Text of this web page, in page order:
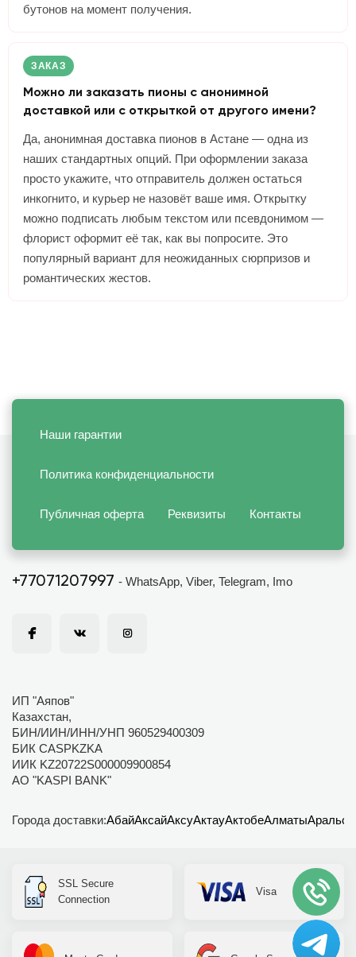
бутонов на момент получения.
ЗАКАЗ
Можно ли заказать пионы с анонимной
доставкой или с открыткой от другого имени?
Да, анонимная доставка пионов в Астане — одна из
наших стандартных опций. При оформлении заказа
просто укажите, что отправитель должен остаться
инкогнито, и курьер не назовёт ваше имя. Открытку
можно подписать любым текстом или псевдонимом —
флорист оформит её так, как вы попросите. Это
популярный вариант для неожиданных сюрпризов и
романтических жестов.
Наши гарантии
Политика конфиденциальности
Публичная оферта Реквизиты Контакты
+77071207997 - WhatsApp, Viber, Telegram, Imo
ИП "Аяпов"
Казахстан,
БИН/ИИН/ИНН/УНП 960529400309
БИК CASPKZKA
ИИК KZ20722S000009900854
АО "KASPI BANK"
Города доставки:АбайАксайАксуАктауАктобеАлматыАральск
SSL Secure
Connection
Visa